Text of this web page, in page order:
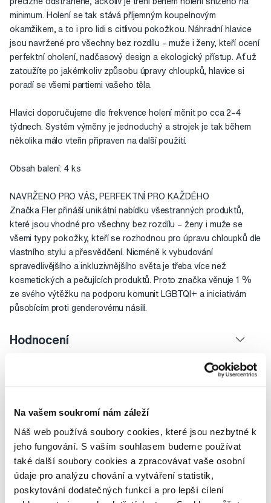
Na vašem soukromí nám záleží
Náš web používá soubory cookies, které jsou nezbytné k
jeho fungování. S vaším souhlasem budeme používat
také další soubory cookies a zpracovávat vaše osobní
údaje pro analýzu chování a vytváření statistik,
poskytování dodatečných funkcí a pro lepší cílení
minimum. Holení se tak stává příjemným koupelnovým
okamžikem, a to i pro lidi s citlivou pokožkou. Náhradní hlavice
jsou navržené pro všechny bez rozdílu – muže i ženy, kteří ocení
perfektní oholení, nadčasový design a ekologický přístup. Ať už
zatoužíte po jakémkoliv způsobu úpravy chloupků, hlavice si
poradí se všemi partiemi vašeho těla.
Hlavici doporučujeme dle frekvence holení měnit po cca 2–4
týdnech. Systém výměny je jednoduchý a strojek je tak během
několika málo vteřin připraven na další použití.
Obsah balení: 4 ks
NAVRŽENO PRO VÁS, PERFEKTNÍ PRO KAŽDÉHO
Značka Fler přináší unikátní nabídku všestranných produktů,
které jsou vhodné pro všechny bez rozdílu – ženy i muže se
všemi typy pokožky, kteří se rozhodnou pro úpravu chloupků dle
vlastního stylu a přesvědčení. Nicméně k vybudování
spravedlivějšího a inkluzivnějšího světa je třeba více než
kosmetických a pečujících produktů. Proto značka věnuje 1 %
ze svého výtěžku na podporu komunit LGBTQI+ a iniciativám
působícím proti genderovému násilí.
Hodnocení
Potřebujete poradit?
Napište našim odborníkům